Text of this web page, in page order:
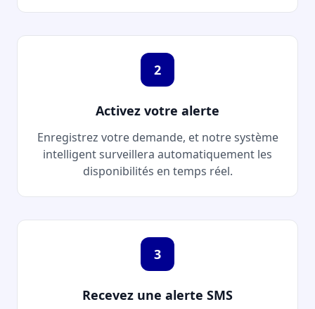
2
Activez votre alerte
Enregistrez votre demande, et notre système
intelligent surveillera automatiquement les
disponibilités en temps réel.
3
Recevez une alerte SMS